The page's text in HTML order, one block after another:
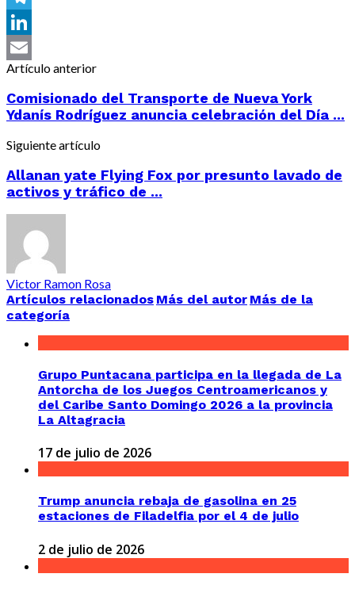
Telegram
LinkedIn
Email
Artículo anterior
Comisionado del Transporte de Nueva York
Ydanís Rodríguez anuncia celebración del Día ...
Siguiente artículo
Allanan yate Flying Fox por presunto lavado de
activos y tráfico de ...
Victor Ramon Rosa
Artículos relacionados Más del autor Más de la
categoría
Grupo Puntacana participa en la llegada de La
Antorcha de los Juegos Centroamericanos y
del Caribe Santo Domingo 2026 a la provincia
La Altagracia
17 de julio de 2026
Trump anuncia rebaja de gasolina en 25
estaciones de Filadelfia por el 4 de julio
2 de julio de 2026